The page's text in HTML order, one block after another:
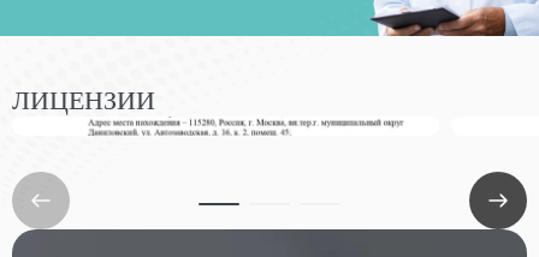
ЛИЦЕНЗИИ